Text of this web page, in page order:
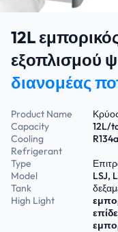
12L
εξοπλισμού
διανομέας
Product Name
Capacity
12L/
Cooling
Refrigerant
R134a
Type
Model
LSJ,
Tank
High Light